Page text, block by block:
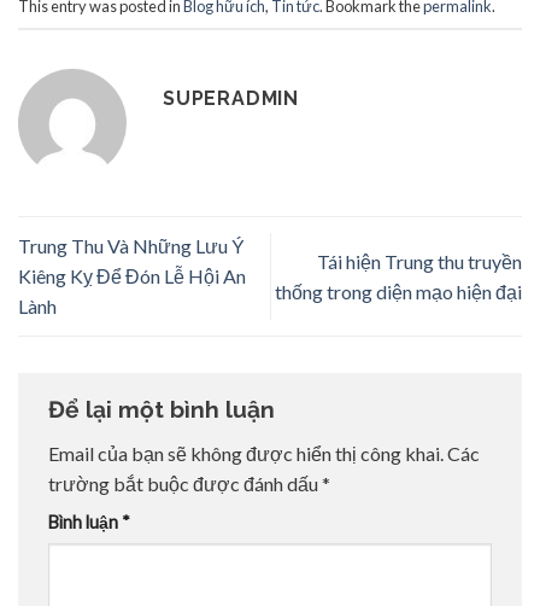
This entry was posted inBlog hữu ích, Tin tức. Bookmark thepermalink.
SUPERADMIN
Trung Thu Và Những Lưu Ý
Kiêng Kỵ Để Đón Lễ Hội An
Lành
Tái hiện Trung thu truyền
thống trong diện mạo hiện đại
Để lại một bình luận
Email của bạn sẽ không được hiển thị công khai.Các
trường bắt buộc được đánh dấu*
Bình luận *